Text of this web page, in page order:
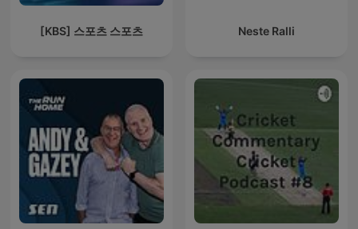
[KBS] 스포츠 스포츠 Neste Ralli